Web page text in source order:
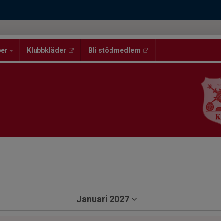
Klubbkläder Bli stödmedlem
Januari 2027